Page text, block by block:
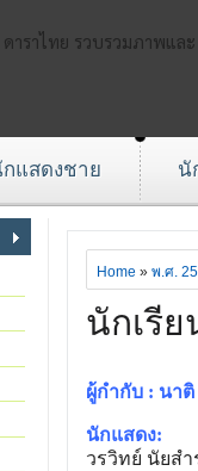
าราไทย รวบรวมภาพและ
แสดงชาย นั
Home » พ.ศ.
นักเรี
ผู้กำกับ : นา
นักแสดง:
วรวิทย์ นัยส